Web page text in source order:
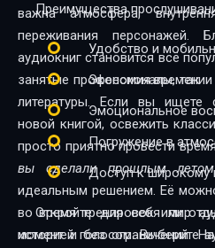
важна атмосфера,
переживания персонажей.
аудиокниг становится всё
занятые профессионалы, так
литературы. Если вы ищете способ познакомиться с
новой книгой, освежить
просто приятно провести
вы сделали прошлым
идеальным решением. Её
во время тренировок или
момент и без ограничений.
Преимущества
Удобство и
Экономия времени
Эмоциональное
Погружение в
Доступ к широкому
Откройте для себя мир
историей голосом. Выберите